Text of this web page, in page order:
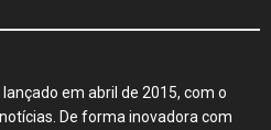
em abril de 2015, com o
De forma inovadora com